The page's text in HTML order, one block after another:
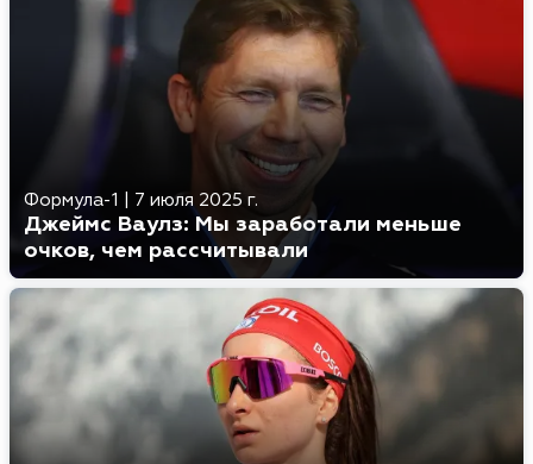
Формула-1 7 июля 2025 г.
Джеймс Ваулз: Мы заработали меньше
очков, чем рассчитывали